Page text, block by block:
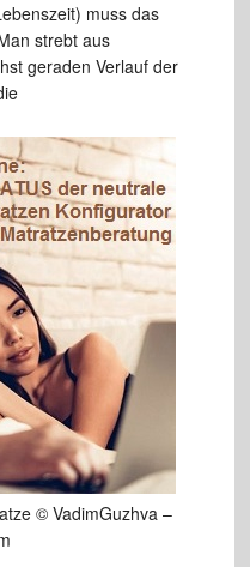
muss das
strebt aus
geraden Verlauf der
© VadimGuzhva –